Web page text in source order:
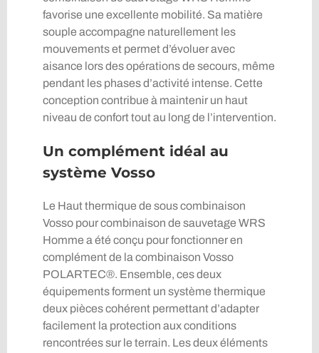
favorise une excellente mobilité. Sa matière
souple accompagne naturellement les
mouvements et permet d’évoluer avec
aisance lors des opérations de secours, même
pendant les phases d’activité intense. Cette
conception contribue à maintenir un haut
niveau de confort tout au long de l’intervention.
Un complément idéal au
système Vosso
Le Haut thermique de sous combinaison
Vosso pour combinaison de sauvetage WRS
Homme a été conçu pour fonctionner en
complément de la combinaison Vosso
POLARTEC®. Ensemble, ces deux
équipements forment un système thermique
deux pièces cohérent permettant d’adapter
facilement la protection aux conditions
rencontrées sur le terrain. Les deux éléments